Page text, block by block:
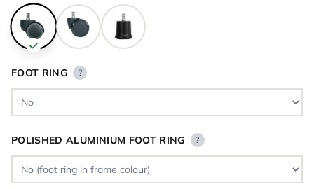
FOOT RING ?
POLISHED ALUMINIUM FOOT RING ?